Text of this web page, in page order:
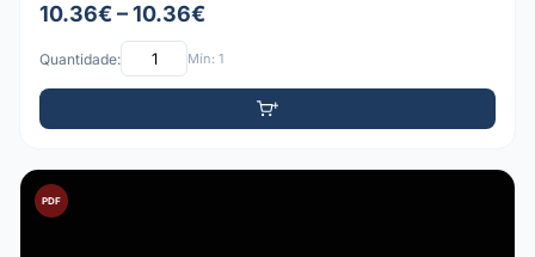
10.36€ – 10.36€
Quantidade: Mín: 1
PDF